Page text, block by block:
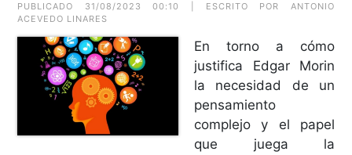
PUBLICADO 31/08/2023 00:10 | ESCRITO POR ANTONIO
ACEVEDO LINARES
En torno a cómo
justifica Edgar Morin
la necesidad de un
pensamiento
complejo y el papel
que juega la